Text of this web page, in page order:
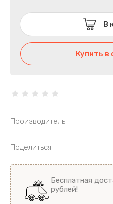
Bombbar 40гр
и пирожные
Bombbar в
с нугой CHIKALAB
В
Купить в
Производитель
Поделиться
Бесплатная
рублей!